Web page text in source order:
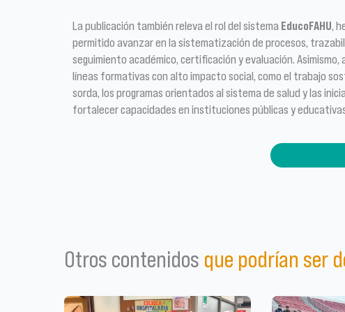
La publicación también releva el rol del sistema EducoFAHU,
permitido avanzar en la sistematización de procesos,
seguimiento académico, certificación y evaluación. Asimismo,
líneas formativas con alto impacto social, como el trabajo
sorda, los programas orientados al sistema de salud y las
fortalecer capacidades en instituciones públicas y
Otros contenidos que podrían ser